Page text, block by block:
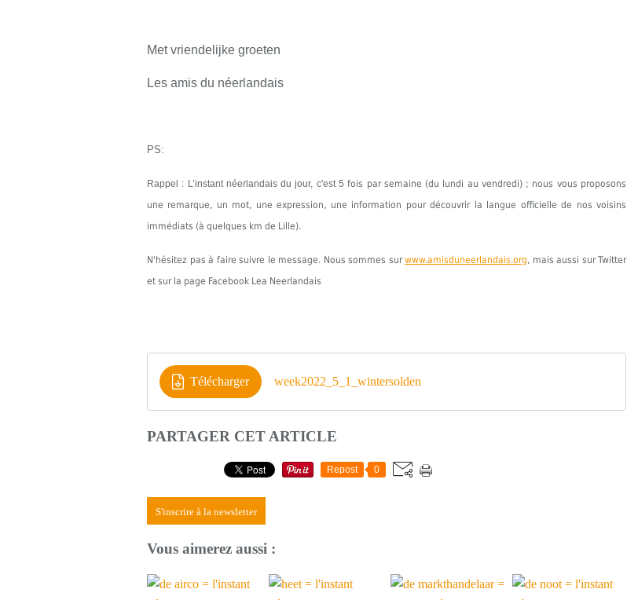
Met vriendelijke groeten
Les amis du néerlandais
PS:
Rappel : L’instant néerlandais du jour, c'est 5 fois par semaine (du lundi au vendredi) ; nous vous proposons
une remarque, un mot, une expression, une information pour découvrir la langue officielle de nos voisins
immédiats (à quelques km de Lille).
N'hésitez pas à faire suivre le message. Nous sommes surwww.amisduneerlandais.org, mais aussi sur Twitter
et sur la page Facebook Lea Neerlandais
Télécharger week2022_5_1_wintersolden
PARTAGER CET ARTICLE
Repost 0
S'inscrire à la newsletter
Vous aimerez aussi :